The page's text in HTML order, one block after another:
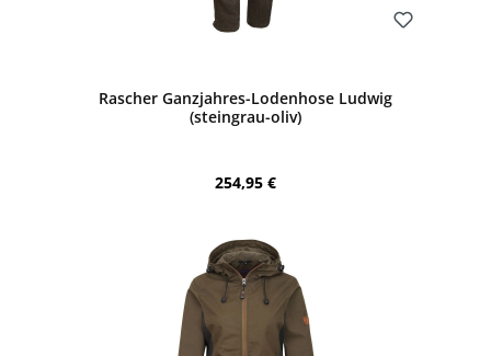
Rascher Ganzjahres-Lodenhose Ludwig
(steingrau-oliv)
Regulärer Preis:
254,95 €